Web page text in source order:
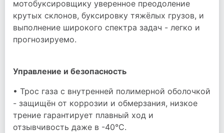
мотобуксировщику уверенное преодоление
крутых склонов, буксировку тяжёлых грузов, и
выполнение широкого спектра задач - легко и
прогнозируемо.
Управление и безопасность
• Трос газа с внутренней полимерной оболочкой
- защищён от коррозии и обмерзания, низкое
трение гарантирует плавный ход и
отзывчивость даже в -40°C.